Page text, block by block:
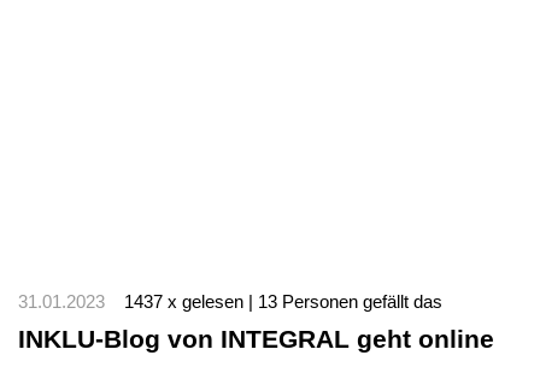
31.01.2023 1437 x gelesen | 13 Personen gefällt das
INKLU-Blog von INTEGRAL geht online